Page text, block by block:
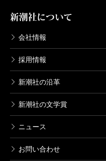
新潮社について
会社情報
採用情報
新潮社の沿革
新潮社の文学賞
ニュース
お問い合わせ